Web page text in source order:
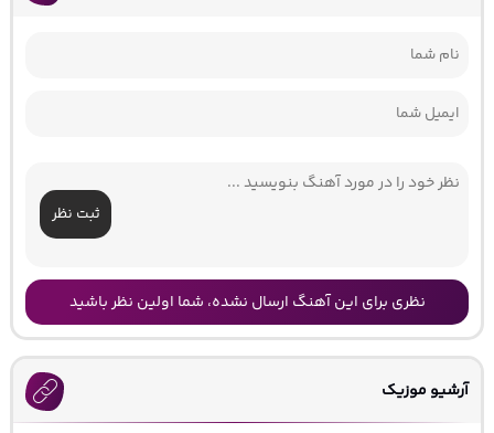
ثبت نظر
نظری برای این آهنگ ارسال نشده، شما اولین نظر باشید
آرشیو موزیک